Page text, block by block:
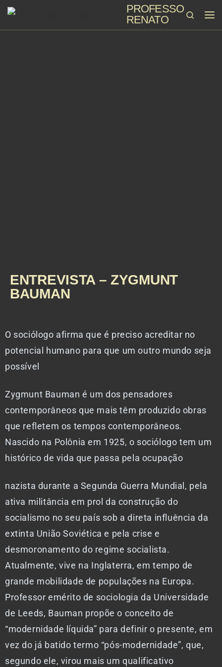
Skip to content
PROFESSOR
RENATO
Search
ENTREVISTA – ZYGMUNT
BAUMAN
O sociólogo afirma que é preciso acreditar no
potencial humano para que um outro mundo seja
possível
Zygmunt Bauman é um dos pensadores
contemporâneos que mais têm produzido obras
que refletem os tempos contemporâneos.
Nascido na Polônia em 1925, o sociólogo tem um
histórico de vida que passa pela ocupação
nazista durante a Segunda Guerra Mundial, pela
ativa militância em prol da construção do
socialismo no seu país sob a direta influência da
extinta União Soviética e pela crise e
desmoronamento do regime socialista.
Atualmente, vive na Inglaterra, em tempo de
grande mobilidade de populações na Europa.
Professor emérito de sociologia da Universidade
de Leeds, Bauman propõe o conceito de
“modernidade líquida” para definir o presente, em
vez do já batido termo “pós-modernidade”, que,
segundo ele, virou mais um qualificativo